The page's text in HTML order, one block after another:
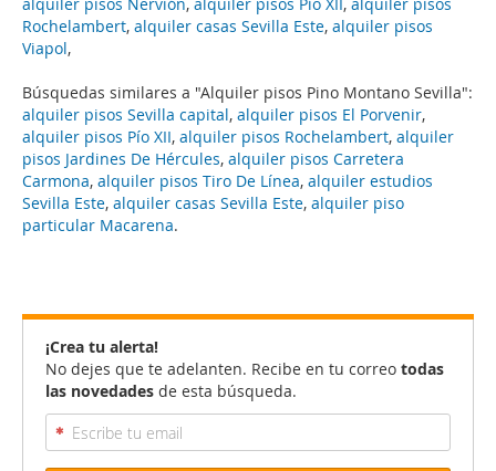
Búsquedas similares a "Alquiler pisos Pino Montano Sevilla":
alquiler pisos Sevilla capital, alquiler pisos El Porvenir,
alquiler pisos Pío XII, alquiler pisos Rochelambert, alquiler
pisos Jardines De Hércules, alquiler pisos Carretera
Carmona, alquiler pisos Tiro De Línea, alquiler estudios
Sevilla Este, alquiler casas Sevilla Este, alquiler piso
particular Macarena.
Rochelambert, alquiler casas Sevilla Este, alquiler pisos
Viapol,
¡Crea tu alerta!
No dejes que te adelanten. Recibe en tu correo todas
las novedades de esta búsqueda.